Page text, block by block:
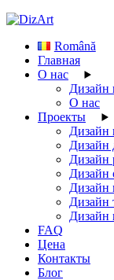
Română
Главная
О нас
Дизайн
О нас
Проекты
Дизайн
Дизайн
Дизайн
Дизайн
Дизайн
Дизайн
Дизайн
FAQ
Цена
Контакты
Блог